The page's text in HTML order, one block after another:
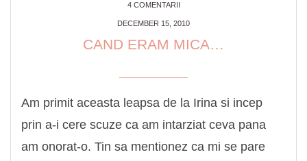
4 COMENTARII
DECEMBER 15, 2010
CAND ERAM MICA…
Am primit aceasta leapsa de la Irina si incep
prin a-i cere scuze ca am intarziat ceva pana
am onorat-o. Tin sa mentionez ca mi se pare